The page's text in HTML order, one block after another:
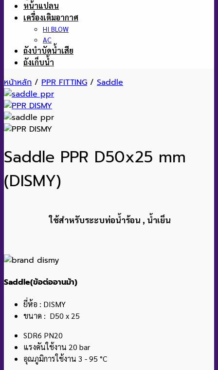
หน้าแปลน
เครื่องเติมอากาศ
HI BLOW
AC
ถังบำบัดน้ำเสีย
ถังเก็บน้ำ
หน้าหลัก / PPR FITTING / Saddle
Saddle PPR D50x25 mm
(DISMY)
ใช้สำหรับระะบท่อน้ำร้อน , น้ำเย็น
Saddle(ข้อต่ออานม้า)
ยี่ห้อ : DISMY
ขนาด : D50 x 25
SDR6 PN20
แรงดันใช้งาน 20 bar
อุณภูมิการใช้งาน 3 - 95 °C